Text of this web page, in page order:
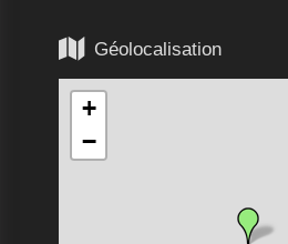
 Géolocalisation
+
−